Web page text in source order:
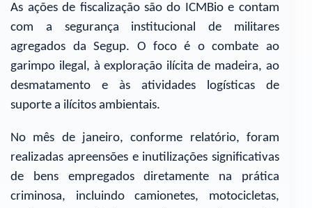
As ações de fiscalização são do ICMBio e contam
com a segurança institucional de militares
agregados da Segup. O foco é o combate ao
garimpo ilegal, à exploração ilícita de madeira, ao
desmatamento e às atividades logísticas de
suporte a ilícitos ambientais.
No mês de janeiro, conforme relatório, foram
realizadas apreensões e inutilizações significativas
de bens empregados diretamente na prática
criminosa, incluindo camionetes, motocicletas,